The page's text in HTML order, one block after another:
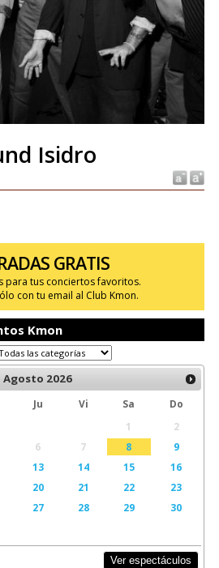
Isidro
GRATIS
para tus conciertos favoritos.
con tu email al Club Kmon.
Kmon
Agosto 2026
Ju Vi Sa
Do
1
2
6 7 8
9
13 14 15
16
20 21 22
23
27 28 29
30
Ver espectáculos